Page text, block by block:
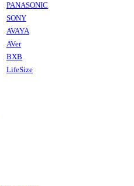
PANASONIC
SONY
AVAYA
AVer
BXB
LifeSize